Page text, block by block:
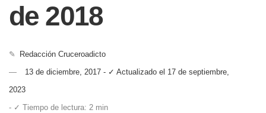
de 2018
✎
Redacción Cruceroadicto
13 de diciembre, 2017 - ✓ Actualizado el 17 de septiembre,
2023
- ✓ Tiempo de lectura: 2 min